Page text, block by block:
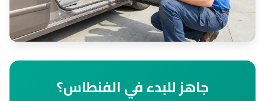
جاهز للبدء في الفنطاس؟